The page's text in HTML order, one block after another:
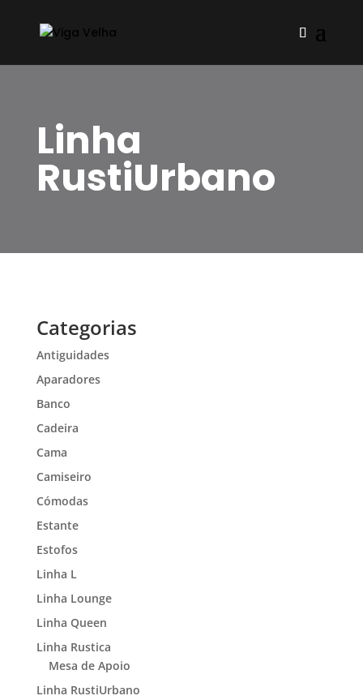
Linha
RustiUrbano
Categorias
Antiguidades
Aparadores
Banco
Cadeira
Cama
Camiseiro
Cómodas
Estante
Estofos
Linha L
Linha Lounge
Linha Queen
Linha Rustica
Mesa de Apoio
Linha RustiUrbano